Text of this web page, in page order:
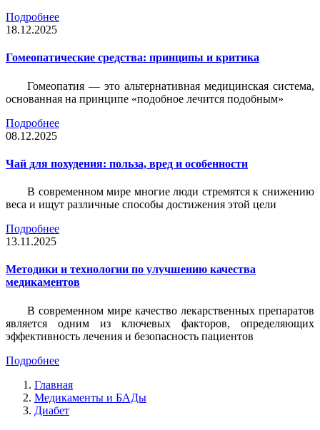
Подробнее
18.12.2025
Гомеопатические средства: принципы и критика
Гомеопатия — это альтернативная медицинская система,
основанная на принципе «подобное лечится подобным»
Подробнее
08.12.2025
Чай для похудения: польза, вред и особенности
В современном мире многие люди стремятся к снижению
веса и ищут различные способы достижения этой цели
Подробнее
13.11.2025
Методики и технологии по улучшению качества
медикаментов
В современном мире качество лекарственных препаратов
является одним из ключевых факторов, определяющих
эффективность лечения и безопасность пациентов
Подробнее
Главная
Медикаменты и БАДы
Диабет